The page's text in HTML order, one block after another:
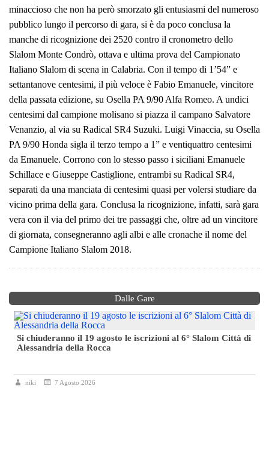
minaccioso che non ha però smorzato gli entusiasmi del numeroso
pubblico lungo il percorso di gara, si è da poco conclusa la
manche di ricognizione dei 2520 contro il cronometro dello
Slalom Monte Condrò, ottava e ultima prova del Campionato
Italiano Slalom di scena in Calabria. Con il tempo di 1’54” e
settantanove centesimi, il più veloce è Fabio Emanuele, vincitore
della passata edizione, su Osella PA 9/90 Alfa Romeo. A undici
centesimi dal campione molisano si piazza il campano Salvatore
Venanzio, al via su Radical SR4 Suzuki. Luigi Vinaccia, su Osella
PA 9/90 Honda sigla il terzo tempo a 1” e ventiquattro centesimi
da Emanuele. Corrono con lo stesso passo i siciliani Emanuele
Schillace e Giuseppe Castiglione, entrambi su Radical SR4,
separati da una manciata di centesimi quasi per volersi studiare da
vicino prima della gara. Conclusa la ricognizione, infatti, sarà gara
vera con il via del primo dei tre passaggi che, oltre ad un vincitore
di giornata, consegneranno agli albi e alle cronache il nome del
Campione Italiano Slalom 2018.
Dalle Gare
Si chiuderanno il 19 agosto le iscrizioni al 6° Slalom Città di
Alessandria della Rocca
niki 7 Agosto 2026